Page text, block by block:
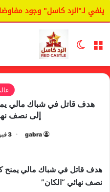
لـ"الرد كاسل" وجود
القائمة الوضع المظلم
هدف قاتل في شباك مالي
إلى نصف
gabra 3 فبراير، 2024
هدف قاتل في شباك مالي يمنح
نصف نهائي “الكان”